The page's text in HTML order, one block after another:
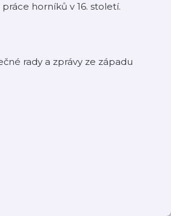
horníků v 16. století.
rady a zprávy ze západu